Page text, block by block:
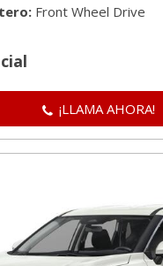
Front Wheel Drive
¡LLAMA AHORA!